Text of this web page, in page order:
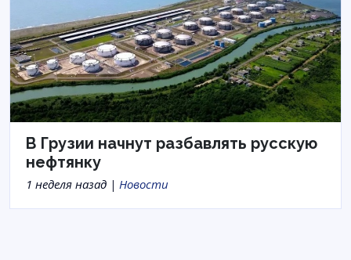
В Грузии начнут разбавлять русскую
нефтянку
1 неделя назад | Новости